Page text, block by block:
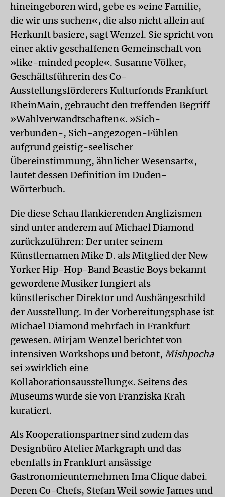
hineingeboren wird, gebe es »eine Familie,
die wir uns suchen«, die also nicht allein auf
Herkunft basiere, sagt Wenzel. Sie spricht von
einer aktiv geschaffenen Gemeinschaft von
»like-minded people«. Susanne Völker,
Geschäftsführerin des Co-
Ausstellungsförderers Kulturfonds Frankfurt
RheinMain, gebraucht den treffenden Begriff
»Wahlverwandtschaften«. »Sich-
verbunden-, Sich-angezogen-Fühlen
aufgrund geistig-seelischer
Übereinstimmung, ähnlicher Wesensart«,
lautet dessen Definition im Duden-
Wörterbuch.
Die diese Schau flankierenden Anglizismen
sind unter anderem auf Michael Diamond
zurückzuführen: Der unter seinem
Künstlernamen Mike D. als Mitglied der New
Yorker Hip-Hop-Band Beastie Boys bekannt
gewordene Musiker fungiert als
künstlerischer Direktor und Aushängeschild
der Ausstellung. In der Vorbereitungsphase ist
Michael Diamond mehrfach in Frankfurt
gewesen. Mirjam Wenzel berichtet von
intensiven Workshops und betont, Mishpocha
sei »wirklich eine
Kollaborationsausstellung«. Seitens des
Museums wurde sie von Franziska Krah
kuratiert.
Als Kooperationspartner sind zudem das
Designbüro Atelier Markgraph und das
ebenfalls in Frankfurt ansässige
Gastronomieunternehmen Ima Clique dabei.
Deren Co-Chefs, Stefan Weil sowie James und